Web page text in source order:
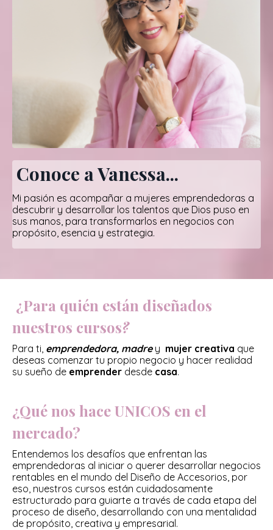
Conoce a Vanessa...
Mi pasión es acompañar a mujeres emprendedoras a
descubrir y desarrollar los talentos que Dios puso en
sus manos, para transformarlos en negocios con
propósito, esencia y estrategia.
¿Para quién están diseñados
nuestros cursos?
Para ti, emprendedora, madrey mujer creativa que
deseas comenzar tu propio negocio y hacer realidad
su sueño de emprender desde casa.
¿Qué nos hace UNICOS en el
mercado?
Entendemos los desafíos que enfrentan las
emprendedoras al iniciar o querer desarrollar negocios
rentables en el mundo del Diseño de Accesorios, por
eso, nuestros cursos están cuidadosamente
estructurado para guiarte a través de cada etapa del
proceso de diseño, desarrollando con una mentalidad
de propósito, creativa y empresarial.